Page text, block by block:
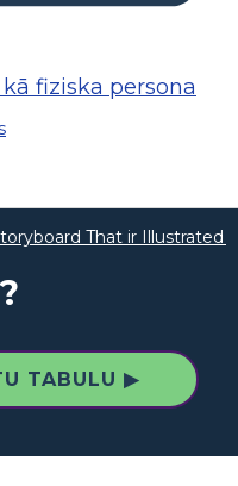
fiziska persona
That ir Illustrated
TABULU ▶